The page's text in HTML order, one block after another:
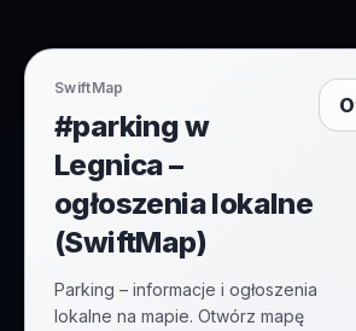
SwiftMap
#parking w
Legnica –
ogłoszenia lokalne
(SwiftMap)
Parking – informacje i ogłoszenia
lokalne na mapie. Otwórz mapę